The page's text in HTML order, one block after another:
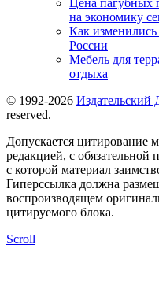
Цена пагубных
на экономику
Как
России
Мебель для
отдыха
© 1992-2026 Издательский
reserved.
Допускается цитирование
редакцией, с обязательной
с которой материал
Гиперссылка должна
воспроизводящем
цитируемого блока.
Scroll